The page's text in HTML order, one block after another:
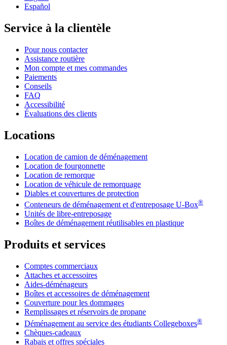
Español
Service à la clientèle
Pour nous contacter
Assistance routière
Mon compte et mes commandes
Paiements
Conseils
FAQ
Accessibilité
Évaluations des clients
Locations
Location de camion de déménagement
Location de fourgonnette
Location de remorque
Location de véhicule de remorquage
Diables et couvertures de protection
Conteneurs de déménagement et d'entreposage U-Box®
Unités de libre-entreposage
Boîtes de déménagement réutilisables en plastique
Produits et services
Comptes commerciaux
Attaches et accessoires
Aides-déménageurs
Boîtes et accessoires de déménagement
Couverture pour les dommages
Remplissages et réservoirs de propane
Déménagement au service des étudiants Collegeboxes®
Chèques-cadeaux
Rabais et offres spéciales